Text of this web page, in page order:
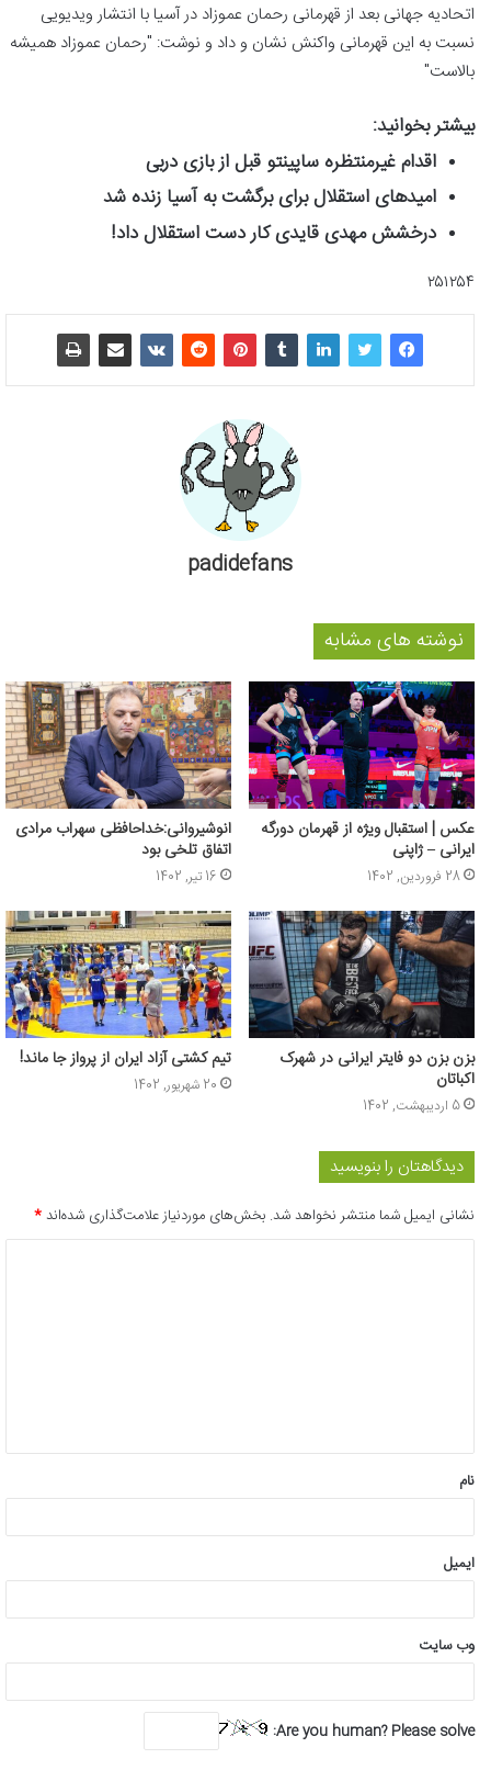
اتحادیه جهانی بعد از قهرمانی رحمان عموزاد در آسیا با انتشار ویدیویی
نسبت به این قهرمانی واکنش نشان و داد و نوشت: "رحمان عموزاد همیشه
بالاست"
بیشتر بخوانید:
اقدام غیرمنتظره ساپینتو قبل از بازی دربی
امیدهای استقلال برای برگشت به آسیا زنده شد
درخشش مهدی قایدی کار دست استقلال داد!
۲۵۱۲۵۴
padidefans
نوشته های مشابه
عکس | استقبال ویژه از قهرمان دورگه
ایرانی – ژاپنی
28 فروردین, 1402
انوشیروانی:خداحافظی سهراب مرادی
اتفاق تلخی بود
16 تیر, 1402
بزن بزن دو فایتر ایرانی در شهرک
اکباتان
5 اردیبهشت, 1402
تیم کشتی آزاد ایران از پرواز جا ماند!
20 شهریور, 1402
دیدگاهتان را بنویسید
نشانی ایمیل شما منتشر نخواهد شد. بخش‌های موردنیاز علامت‌گذاری شده‌اند*
*
نام
ایمیل
وب‌ سایت
Are you human? Please solve: